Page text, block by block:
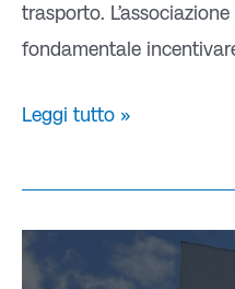
trasporto.
fondamentale
Leggi tutto »
guida